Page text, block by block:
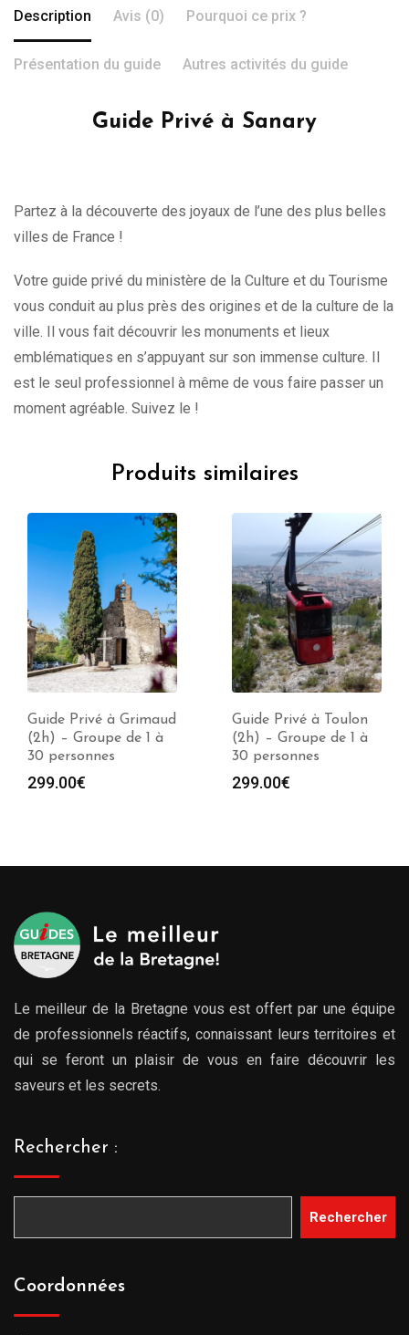
Description Avis (0) Pourquoi ce prix ?
Présentation du guide Autres activités du guide
Guide Privé à Sanary
Partez à la découverte des joyaux de l’une des plus belles
villes de France !
Votre guide privé du ministère de la Culture et du Tourisme
vous conduit au plus près des origines et de la culture de la
ville. Il vous fait découvrir les monuments et lieux
emblématiques en s’appuyant sur son immense culture. Il
est le seul professionnel à même de vous faire passer un
moment agréable. Suivez le !
Produits similaires
Guide Privé à Grimaud
(2h) – Groupe de 1 à
30 personnes
299.00€
Guide Privé à Toulon
(2h) – Groupe de 1 à
30 personnes
299.00€
Le meilleur de la Bretagne vous est offert par une équipe
de professionnels réactifs, connaissant leurs territoires et
qui se feront un plaisir de vous en faire découvrir les
saveurs et les secrets.
Rechercher :
Rechercher
Coordonnées